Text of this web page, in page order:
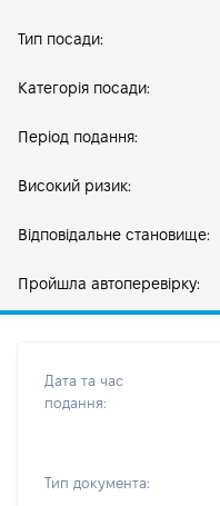
Тип посади:
Категорія посади:
Період подання:
Високий ризик:
Відповідальне становище:
Пройшла автоперевірку:
Дата та час
подання:
Тип документа: